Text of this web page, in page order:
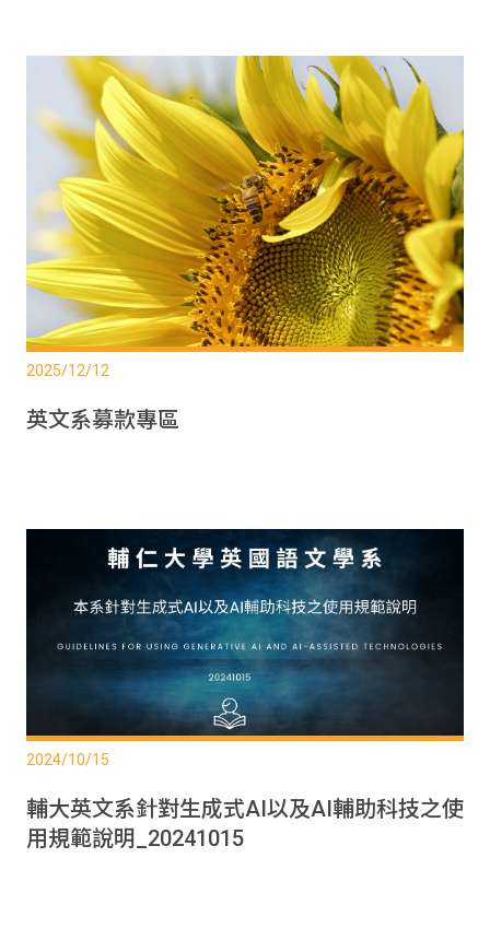
2025/12/12
英文系募款專區
2024/10/15
輔大英文系針對生成式AI以及AI輔助科技之使
用規範說明_20241015